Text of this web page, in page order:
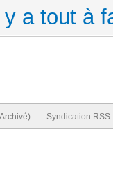
a tout à
Syndication RSS